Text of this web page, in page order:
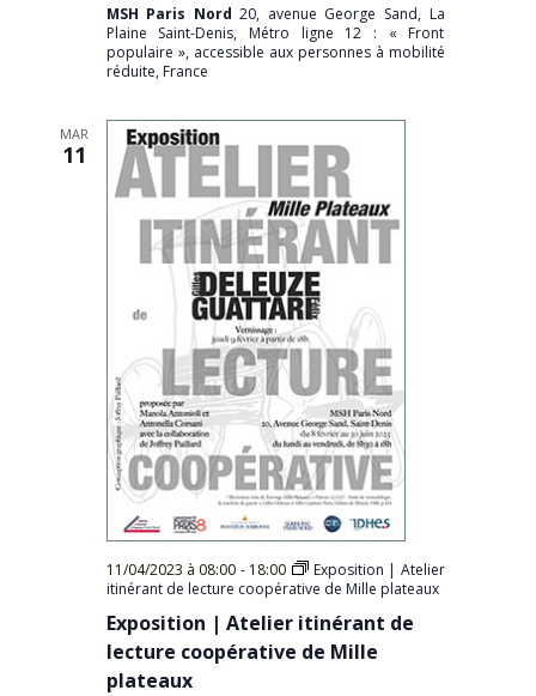
MSH Paris Nord20, avenue George Sand, La
Plaine Saint-Denis, Métro ligne 12 : « Front
populaire », accessible aux personnes à mobilité
réduite, France
MAR
11
11/04/2023 à 08:00 - 18:00
Exposition | Atelier
itinérant de lecture coopérative de Mille plateaux
Exposition | Atelier itinérant de
lecture coopérative de Mille
plateaux